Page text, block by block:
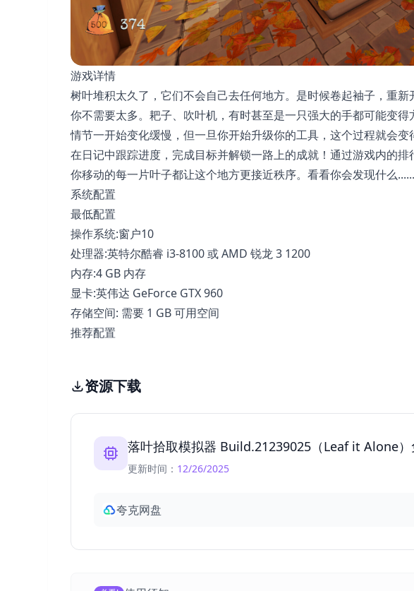
游戏详情
树叶堆积太久了，它们不会自己去任何地方。是时候卷起袖子，重新
你不需要太多。耙子、吹叶机，有时甚至是一只强大的手都可能变得
情节一开始变化缓慢，但一旦你开始升级你的工具，这个过程就会
在日记中跟踪进度，完成目标并解锁一路上的成就！通过游戏内的排
你移动的每一片叶子都让这个地方更接近秩序。看看你会发现什么......
系统配置
最低配置
操作系统:窗户10
处理器:英特尔酷睿 i3-8100 或 AMD 锐龙 3 1200
内存:4 GB 内存
显卡:英伟达 GeForce GTX 960
存储空间: 需要 1 GB 可用空间
推荐配置
资源下载
落叶拾取模拟器 Build.21239025（Leaf it Alone）
更新时间： 12/26/2025
夸克网盘